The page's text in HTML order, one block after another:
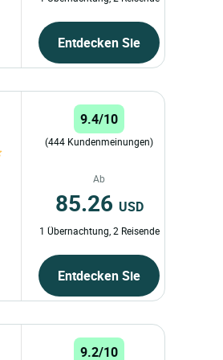
Entdecken Sie
9.4/10
(444 Kundenmeinungen)
Ab
85.26 USD
1 Übernachtung, 2 Reisende
Entdecken Sie
9.2/10